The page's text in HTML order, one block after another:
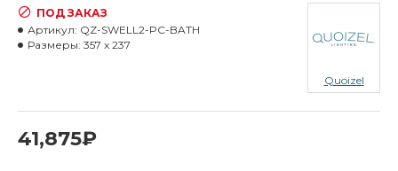
41,875₽
ПОД ЗАКАЗ
Артикул: QZ-SWELL2-PC-BATH
Размеры: 357 x 237
Quoizel